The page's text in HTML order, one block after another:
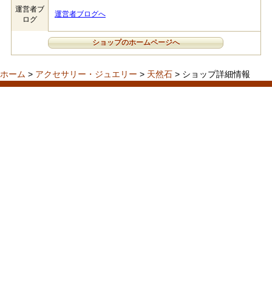
運営者ブ
ログ
運営者ブログへ
ショップのホームページへ
ホーム > アクセサリー・ジュエリー > 天然石 > ショップ詳細情報